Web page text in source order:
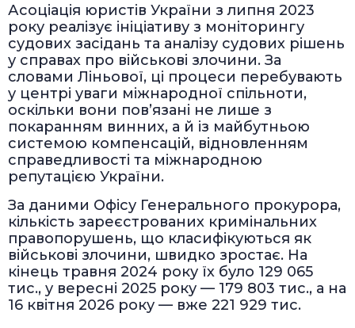
Асоціація юристів України з липня 2023
року реалізує ініціативу з моніторингу
судових засідань та аналізу судових рішень
у справах про військові злочини. За
словами Ліньової, ці процеси перебувають
у центрі уваги міжнародної спільноти,
оскільки вони пов’язані не лише з
покаранням винних, а й із майбутньою
системою компенсацій, відновленням
справедливості та міжнародною
репутацією України.
За даними Офісу Генерального прокурора,
кількість зареєстрованих кримінальних
правопорушень, що класифікуються як
військові злочини, швидко зростає. На
кінець травня 2024 року їх було 129 065
тис., у вересні 2025 року — 179 803 тис., а на
16 квітня 2026 року — вже 221 929 тис.